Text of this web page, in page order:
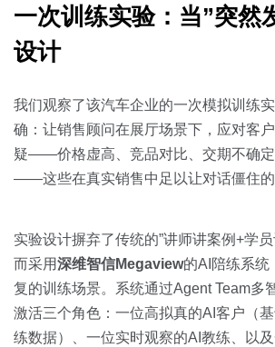
按业务场景
培训辅导
一次训练实验：当”突然
设计
我们观察了该汽车企业的一次模拟训练
确：让销售顾问在展厅场景下，应对客
疑——价格虚高、竞品对比、交期不确
——这些在真实销售中足以让对话僵住的
实验设计摒弃了传统的”讲师讲案例+学
而采用深维智信Megaview的AI陪练系统
复的训练场景。系统通过Agent Team多
激活三个角色：一位高拟真的AI客户（
练数据）、一位实时观察的AI教练、以